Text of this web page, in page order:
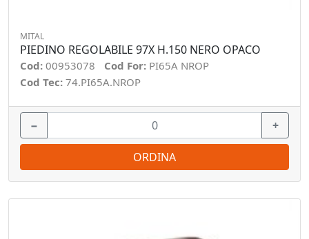
MITAL
PIEDINO REGOLABILE 97X H.150 NERO OPACO
Cod: 00953078 Cod For: PI65A NROP
Cod Tec: 74.PI65A.NROP
− +
ORDINA